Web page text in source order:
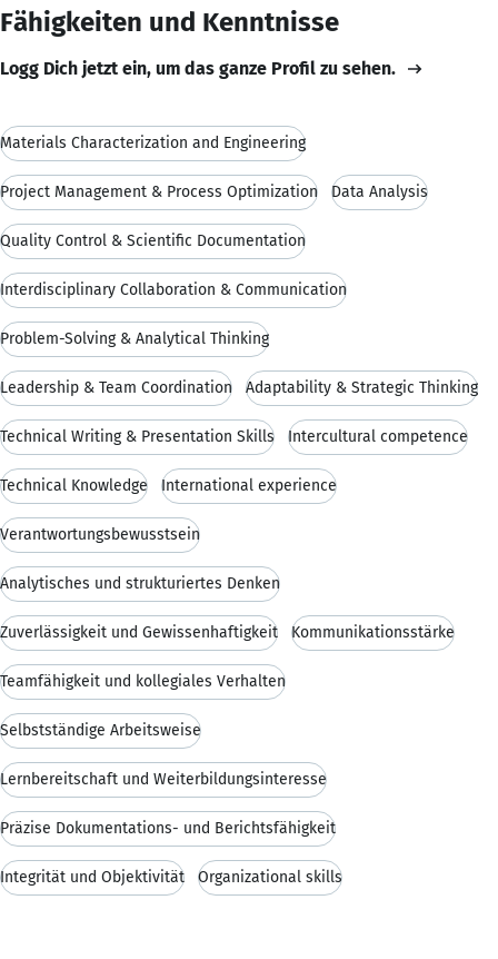
Fähigkeiten und Kenntnisse
Logg Dich jetzt ein, um das ganze Profil zu sehen.
Materials Characterization and Engineering
Project Management & Process Optimization Data Analysis
Quality Control & Scientific Documentation
Interdisciplinary Collaboration & Communication
Problem-Solving & Analytical Thinking
Leadership & Team Coordination Adaptability & Strategic Thinking
Technical Writing & Presentation Skills Intercultural competence
Technical Knowledge International experience
Verantwortungsbewusstsein
Analytisches und strukturiertes Denken
Zuverlässigkeit und Gewissenhaftigkeit Kommunikationsstärke
Teamfähigkeit und kollegiales Verhalten
Selbstständige Arbeitsweise
Lernbereitschaft und Weiterbildungsinteresse
Präzise Dokumentations- und Berichtsfähigkeit
Integrität und Objektivität Organizational skills